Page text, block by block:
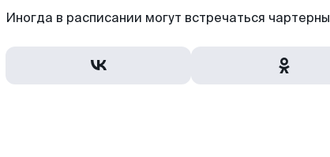
Иногда в расписании могут встречаться